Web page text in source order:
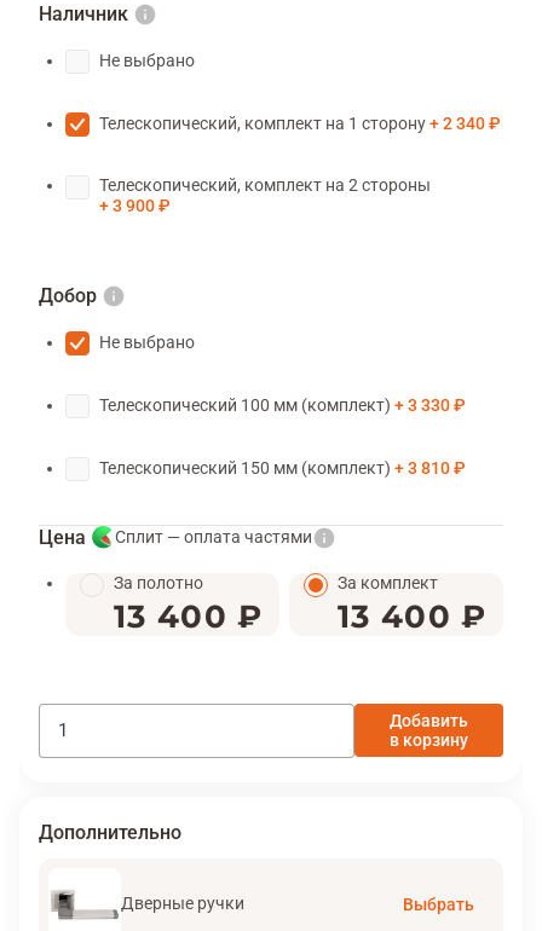
Наличник
Не выбрано
Телескопический, комплект на 1 сторону 2 340 ₽
Телескопический, комплект на 2 стороны
3 900 ₽
Добор
Не выбрано
Телескопический 100 мм (комплект) 3 330 ₽
Телескопический 150 мм (комплект) 3 810 ₽
Цена Сплит — оплата частями
За полотно
13 400 ₽
За комплект
13 400 ₽
Добавить
в корзину
Дополнительно
Дверные ручки Выбрать